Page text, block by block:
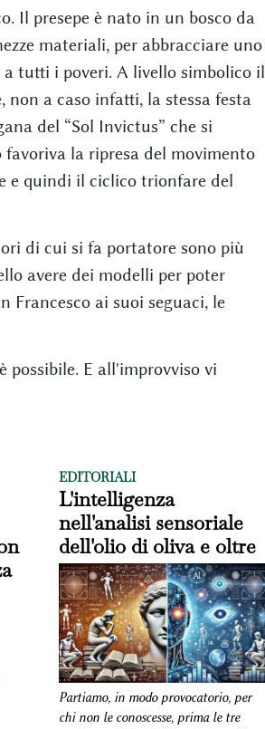
Il presepe è nato in un bosco da
materiali, per abbracciare uno
tutti i poveri. A livello simbolico il
non a caso infatti, la stessa festa
del “Sol Invictus” che si
la ripresa del movimento
e quindi il ciclico trionfare del
di cui si fa portatore sono più
avere dei modelli per poter
Francesco ai suoi seguaci, le
possibile. E all'improvviso vi
EDITORIALI
L'intelligenza
nell'analisi sensoriale
dell'olio di oliva e oltre
Partiamo, in modo provocatorio, per
chi non le conoscesse, prima le tre